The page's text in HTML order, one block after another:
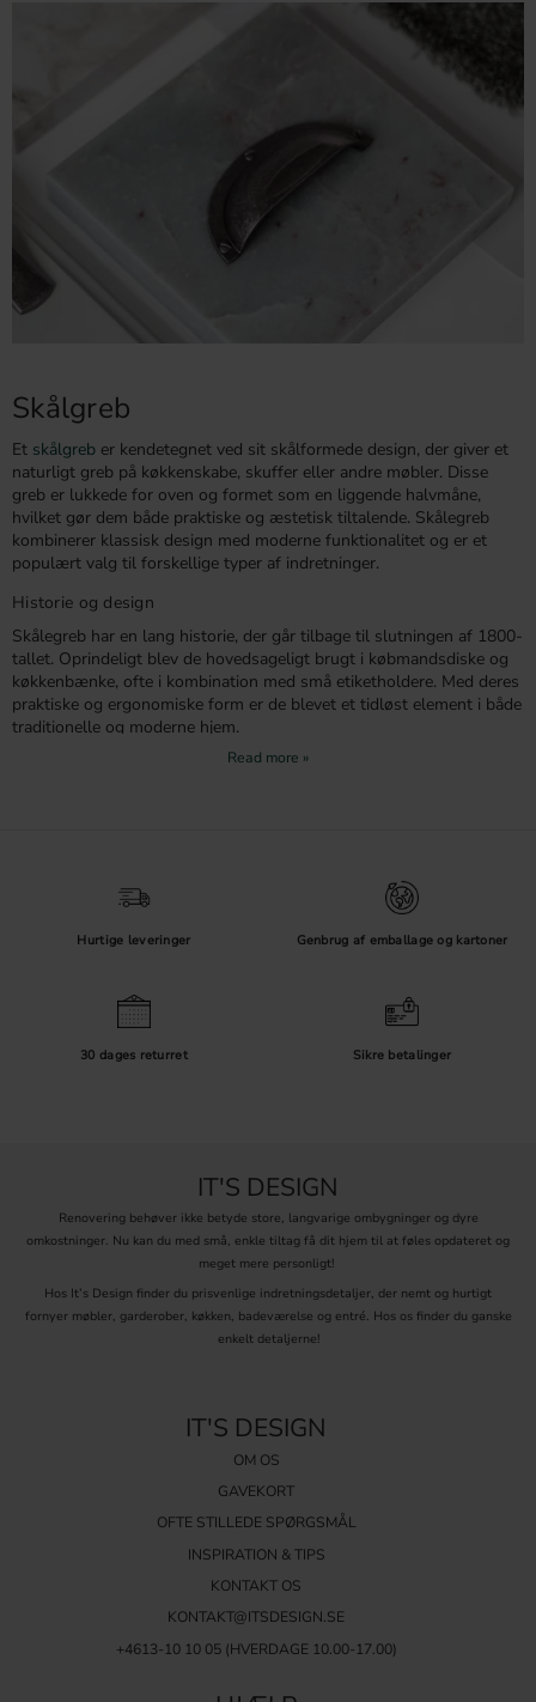
Skålgreb
Et skålgreb er kendetegnet ved sit skålformede design, der giver et
naturligt greb på køkkenskabe, skuffer eller andre møbler. Disse
greb er lukkede for oven og formet som en liggende halvmåne,
hvilket gør dem både praktiske og æstetisk tiltalende. Skålegreb
kombinerer klassisk design med moderne funktionalitet og er et
populært valg til forskellige typer af indretninger.
Historie og design
Skålegreb har en lang historie, der går tilbage til slutningen af 1800-
tallet. Oprindeligt blev de hovedsageligt brugt i købmandsdiske og
køkkenbænke, ofte i kombination med små etiketholdere. Med deres
praktiske og ergonomiske form er de blevet et tidløst element i både
traditionelle og moderne hjem.
Rustfrit stål og børstet nikkel:
Kendt for deres holdbarhed og moderne
Antik tin og sort antik:Giver en blødere, traditionel følelse og er populære i
Giver et varmt og industrielt udtryk, ideelt til dem, der ønsker en rå
men stilfuld atmosfære.
skandinaviske køkkener med hvide rammedøre.
Skålegreb er alsidige og kan bruges i forskellige dele af hjemmet:
Køkkenskabe:Ergonomiske og stilfulde greb, der gør det nemt at åbne og
lukke døre.
Holdbare og luksuriøse løsninger, der fungerer godt
i fugtige miljøer.
Soveværelsesmøbler:
Opgrader kommoder, skænke og garderobeskabe
med stilfulde skålegreb, der harmonerer med rummets øvrige indretning.
For at undgå at beskadige grebet eller skruen.
For at måle og bore huller på de rigtige steder.
For at sikre præcis placering af skruehullerne.
Det mest almindelige CC-mål(afstanden mellem skruehullerne) for
skålegreb er 64 mm, men vi tilbyder også varianter med 96 mm.
Dette mål påvirker grebets grebskomfort og hvordan det passer på
forskellige overflader.
Hurtige leveringer Genbrug af emballage og kartoner
30 dages returret Sikre betalinger
IT'S DESIGN
Renovering behøver ikke betyde store, langvarige ombygninger og dyre
omkostninger. Nu kan du med små, enkle tiltag få dit hjem til at føles opdateret og
meget mere personligt!
Hos It’s Design finder du prisvenlige indretningsdetaljer, der nemt og hurtigt
fornyer møbler, garderober, køkken, badeværelse og entré. Hos os finder du ganske
enkelt detaljerne!
IT'S DESIGN
OM OS
GAVEKORT
OFTE STILLEDE SPØRGSMÅL
INSPIRATION & TIPS
KONTAKT OS
KONTAKT@ITSDESIGN.SE
+4613-10 10 05 (HVERDAGE 10.00-17.00)